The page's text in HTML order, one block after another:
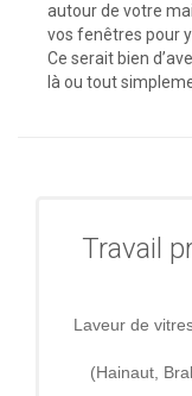
autour de votre
vos fenêtres pour
Ce serait bien
là ou tout
Travail
Laveur de
(Hainaut,